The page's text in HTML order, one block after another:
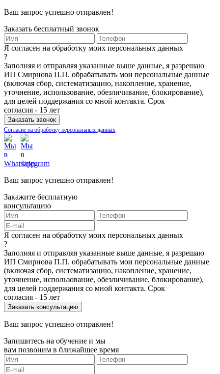
Ваш запрос успешно отправлен!
Заказать бесплатный звонок
Я согласен на обработку моих персональных данных
?
Заполняя и отправляя указанные выше данные, я разрешаю
ИП Смирнова П.П. обрабатывать мои персональные данные
(включая сбор, систематизацию, накопление, хранение,
уточнение, использование, обезличивание, блокирование),
для целей поддержания со мной контакта. Срок
согласия - 15 лет
Согласие на обработку персональных данных
Ваш запрос успешно отправлен!
Закажите бесплатную
консультацию
Я согласен на обработку моих персональных данных
?
Заполняя и отправляя указанные выше данные, я разрешаю
ИП Смирнова П.П. обрабатывать мои персональные данные
(включая сбор, систематизацию, накопление, хранение,
уточнение, использование, обезличивание, блокирование),
для целей поддержания со мной контакта. Срок
согласия - 15 лет
Ваш запрос успешно отправлен!
Запишитесь на обучение и мы
вам позвоним в ближайшее время